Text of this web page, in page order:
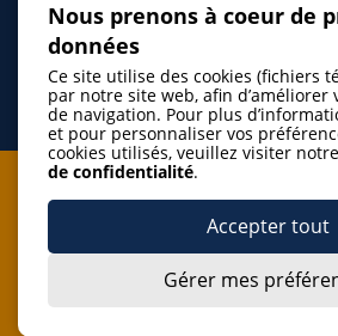
Je m'abonne à
J’accepte de m’abonner à l’infolettre de La
Nous prenons à coeur de
données
Ce site utilise des cookies (fichiers
par notre site web, afin d’améliorer
de navigation. Pour plus
et pour personnaliser vos
cookies utilisés, veuillez visiter notre
de confidentialité.
Accepter tout
Gérer mes